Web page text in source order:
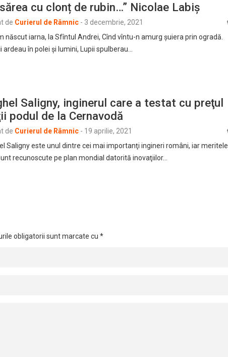
cu clonț de rubin…” Nicolae Labiș
de Curierul de Râmnic - 3 decembrie, 2021
născut iarna, la Sfîntul Andrei, Cînd vîntu-n amurg şuiera prin ogradă.
ardeau în polei şi lumini, Lupii spulberau…
Saligny, inginerul care a testat cu preţul
podul de la Cernavodă
de Curierul de Râmnic - 19 aprilie, 2021
Saligny este unul dintre cei mai importanţi ingineri români, iar meritele
recunoscute pe plan mondial datorită inovaţiilor…
obligatorii sunt marcate cu *